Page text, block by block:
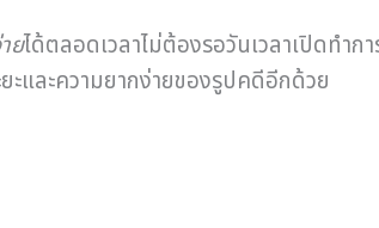
ยได้ตลอดเวลาไม่ต้องรอวันเวลาเปิดทำก
และความยากง่ายของรูปคดีอีกด้วย